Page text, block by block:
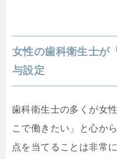
女性の歯科衛生士が
与設定
歯科衛生士の多くが女
こで働きたい」と心か
点を当てることは非常